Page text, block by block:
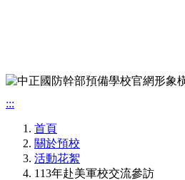
:::
首頁
關於預校
活動花絮
113年赴美軍校交流參訪